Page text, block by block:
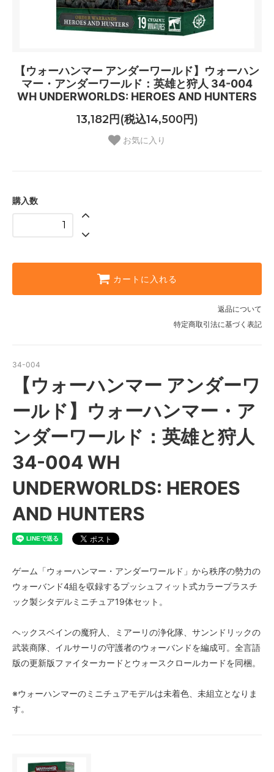
【ウォーハンマー アンダーワールド】ウォーハン
マー・アンダーワールド：英雄と狩人 34-004
WH UNDERWORLDS: HEROES AND HUNTERS
13,182円(税込14,500円)
お気に入り
購入数
カートに入れる
返品について
特定商取引法に基づく表記
34-004
【ウォーハンマー アンダーワ
ールド】ウォーハンマー・ア
ンダーワールド：英雄と狩人
34-004 WH
UNDERWORLDS: HEROES
AND HUNTERS
ゲーム「ウォーハンマー・アンダーワールド」から秩序の勢力の
ウォーバンド4組を収録するプッシュフィット式カラープラスチ
ック製シタデルミニチュア19体セット。
ヘックスベインの魔狩人、ミアーリの浄化隊、サンンドリックの
武装商隊、イルサーリの守護者のウォーバンドを編成可。全言語
版の更新版ファイターカードとウォースクロールカードを同梱。
※ウォーハンマーのミニチュアモデルは未着色、未組立となりま
す。